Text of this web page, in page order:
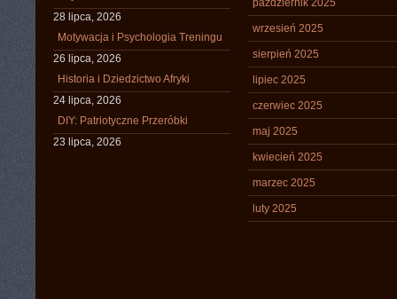
28 lipca, 2026
Motywacja i Psychologia Treningu
26 lipca, 2026
Historia i Dziedzictwo Afryki
24 lipca, 2026
DIY: Patriotyczne Przeróbki
23 lipca, 2026
październik 2025
wrzesień 2025
sierpień 2025
lipiec 2025
czerwiec 2025
maj 2025
kwiecień 2025
marzec 2025
luty 2025